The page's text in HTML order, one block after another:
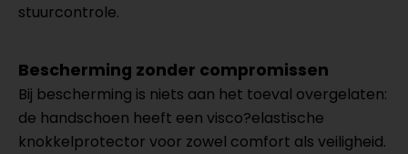
stuurcontrole.
Bescherming zonder compromissen
Bij bescherming is niets aan het toeval overgelaten:
de handschoen heeft een visco?elastische
knokkelprotector voor zowel comfort als veiligheid.